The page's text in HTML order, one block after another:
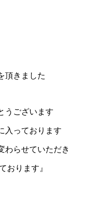
頂きました
うございます
入っております
わらせていただき
おります』